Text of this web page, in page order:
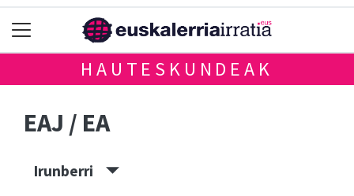
HAUTESKUNDEAK
EAJ / EA
Irunberri